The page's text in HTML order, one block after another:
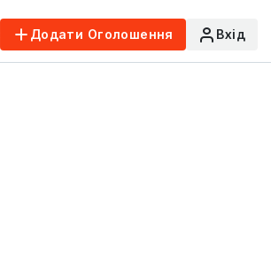
Додати Оголошення Вхід